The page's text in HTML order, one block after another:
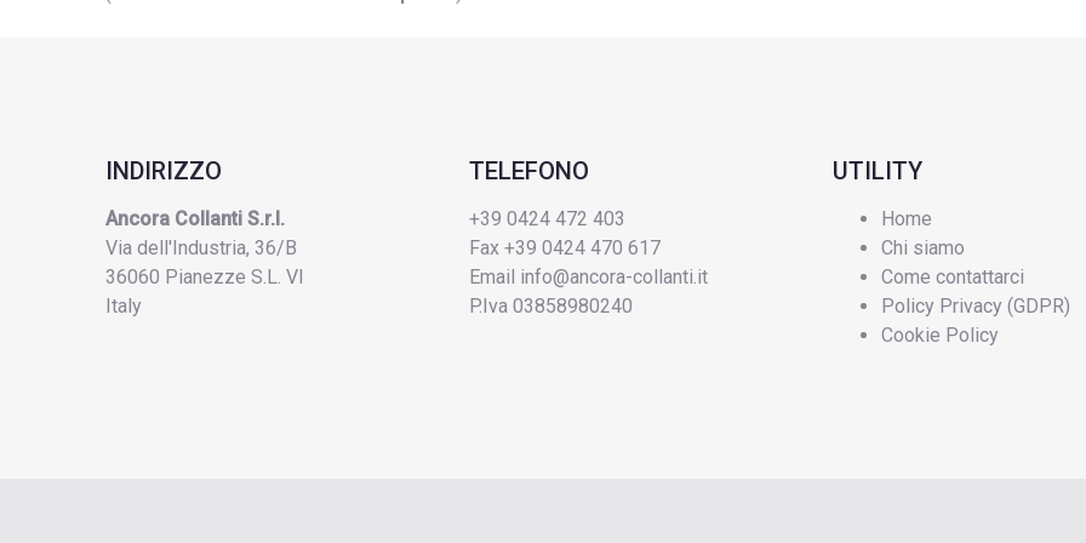
INDIRIZZO
Ancora Collanti S.r.l.
Via dell'Industria, 36/B
36060 Pianezze S.L. VI
Italy
TELEFONO
+39 0424 472 403
Fax +39 0424 470 617
Email info@ancora-collanti.it
P.Iva 03858980240
UTILITY
Home
Chi siamo
Come contattarci
Policy Privacy (GDPR)
Cookie Policy